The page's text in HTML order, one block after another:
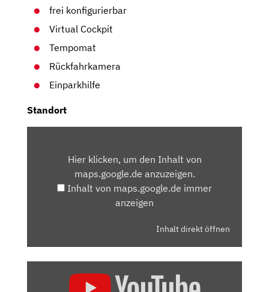
frei konfigurierbar
Virtual Cockpit
Tempomat
Rückfahrkamera
Einparkhilfe
Standort
MAPS.GOOGLE.DEHier klicken, um den Inhalt von
maps.google.de anzuzeigen.
Inhalt von maps.google.de immer
anzeigen
Inhalt direkt öffnen